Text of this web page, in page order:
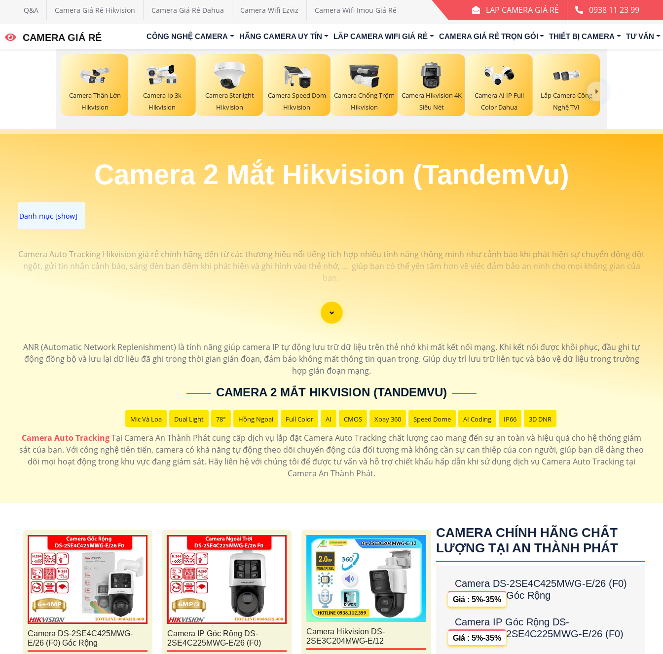
Q&A Camera Giá Rẻ Hikvision Camera Giá Rẻ Dahua Camera Wifi Ezviz Camera Wifi Imou Giá Rẻ LAP CAMERA GIÁ RẺ 0938 11 23 99
CAMERA GIÁ RẺ CÔNG NGHỆ CAMERA HÃNG CAMERA UY TÍN LẮP CAMERA WIFI GIÁ RẺ CAMERA GIÁ RẺ TRỌN GÓI THIẾT BỊ CAMERA TƯ VẤN
Camera Thân Lớn
Hikvision
Camera Ip 3k
Hikvision
Camera Starlight
Hikvision
Camera Speed Dom
Hikvision
Camera Chống Trộm
Hikvision
Camera Hikvision 4K
Siêu Nét
Camera AI IP Full
Color Dahua
Lắp Camera Công
Nghệ TVI
Camera 2 Mắt Hikvision (TandemVu)
Camera Auto Tracking Hikvision giá rẻ chính hãng đến từ các thương hiệu nổi tiếng tích hợp nhiều tính năng thông minh như cảnh báo khi phát hiện sự chuyển động đột
ngột, gửi tin nhắn cảnh báo, sáng đèn ban đêm khi phát hiện và ghi hình vào thẻ nhớ, ... giúp bạn có thể yên tâm hơn về việc đảm bảo an ninh cho mọi không gian của
bạn.
ANR (Automatic Network Replenishment) là tính năng giúp camera IP tự động lưu trữ dữ liệu trên thẻ nhớ khi mất kết nối mạng. Khi kết nối được khôi phục, đầu ghi tự
động đồng bộ và lưu lại dữ liệu đã ghi trong thời gian gián đoạn, đảm bảo không mất thông tin quan trọng. Giúp duy trì lưu trữ liên tục và bảo vệ dữ liệu trong trường
hợp gián đoạn mạng.
CAMERA 2 MẮT HIKVISION (TANDEMVU)
Mic Và Loa Dual Light 78° Hồng Ngoại Full Color AI CMOS Xoay 360 Speed Dome AI Coding IP66 3D DNR
Camera Auto TrackingTại Camera An Thành Phát cung cấp dịch vụ lắp đặt Camera Auto Tracking chất lượng cao mang đến sự an toàn và hiệu quả cho hệ thống giám
sát của bạn. Với công nghệ tiên tiến, camera có khả năng tự động theo dõi chuyển động của đối tượng mà không cần sự can thiệp của con người, giúp bạn dễ dàng theo
dõi mọi hoạt động trong khu vực đang giám sát. Hãy liên hệ với chúng tôi để được tư vấn và hỗ trợ chiết khấu hấp dẫn khi sử dụng dịch vụ Camera Auto Tracking tại
Camera An Thành Phát.
Camera DS-2SE4C425MWG-
E/26 (F0) Góc Rộng
Camera IP Góc Rộng DS-
2SE4C225MWG-E/26 (F0)
Camera Hikvision DS-
2SE3C204MWG-E/12
CAMERA CHÍNH HÃNG CHẤT
LƯỢNG TẠI AN THÀNH PHÁT
Camera DS-2SE4C425MWG-E/26 (F0)
Góc Rộng
Giá : 5%-35%
Camera IP Góc Rộng DS-
2SE4C225MWG-E/26 (F0)
Giá : 5%-35%